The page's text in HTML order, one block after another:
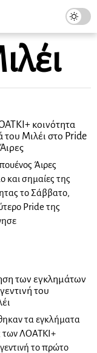
κοινότητα
του Μιλέι στο Pride
Άιρες
και σημαίες της
το Σάββατο,
Pride της
των εγκλημάτων
του
τα εγκλήματα
των ΛΟΑΤΚΙ+
το πρώτο